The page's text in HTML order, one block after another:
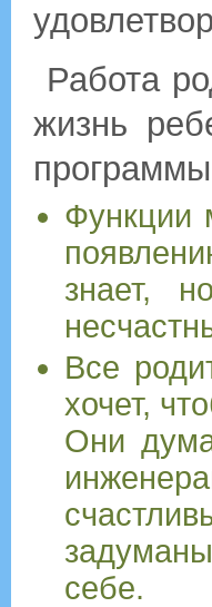
Работа
жизнь
Функции
знает,
Все
хочет,
Они
себе.